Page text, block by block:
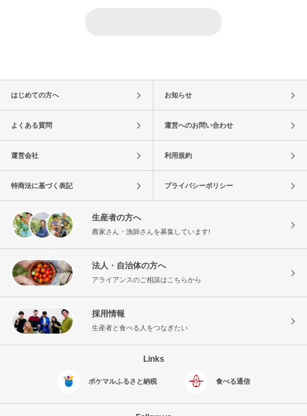
はじめての方へ お知らせ
よくある質問 運営へのお問い合わせ
運営会社 利用規約
特商法に基づく表記 プライバシーポリシー
生産者の方へ
農家さん・漁師さんを募集しています!
法人・自治体の方へ
アライアンスのご相談はこちらから
採用情報
生産者と食べる人をつなぎたい
Links
ポケマルふるさと納税 食べる通信